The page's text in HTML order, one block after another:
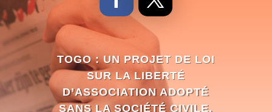
TOGO : UN PROJET DE LOI
SUR LA LIBERTÉ
D’ASSOCIATION ADOPTÉ
SANS LA SOCIÉTÉ CIVILE,